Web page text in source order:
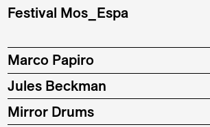
Festival Mos_Espa
Marco Papiro
Jules Beckman
Mirror Drums